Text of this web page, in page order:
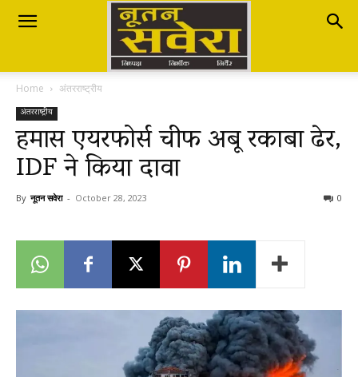
Nutan
Savera
नूतन
Home अंतरराष्ट्रीय
अंतरराष्ट्रीय
हमास एयरफोर्स चीफ अबू रकाबा ढेर,
IDF ने किया दावा
By नूतन सवेरा - October 28, 2023 0